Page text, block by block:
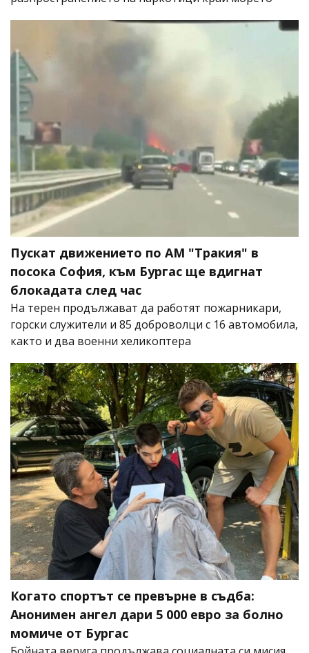
Пускат движението по АМ "Тракия" в
посока София, към Бургас ще вдигнат
блокадата след час
На терен продължават да работят пожарникари,
горски служители и 85 доброволци с 16 автомобила,
както и два военни хеликоптера
Когато спортът се превърне в съдба:
Анонимен ангел дари 5 000 евро за болно
момиче от Бургас